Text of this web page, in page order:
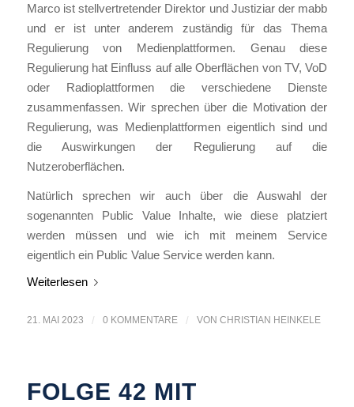
Marco ist stellvertretender Direktor und Justiziar der mabb
und er ist unter anderem zuständig für das Thema
Regulierung von Medienplattformen. Genau diese
Regulierung hat Einfluss auf alle Oberflächen von TV, VoD
oder Radioplattformen die verschiedene Dienste
zusammenfassen. Wir sprechen über die Motivation der
Regulierung, was Medienplattformen eigentlich sind und
die Auswirkungen der Regulierung auf die
Nutzeroberflächen.
Natürlich sprechen wir auch über die Auswahl der
sogenannten Public Value Inhalte, wie diese platziert
werden müssen und wie ich mit meinem Service
eigentlich ein Public Value Service werden kann.
Weiterlesen
21. MAI 2023 / 0 KOMMENTARE / VON CHRISTIAN HEINKELE
FOLGE 42 MIT